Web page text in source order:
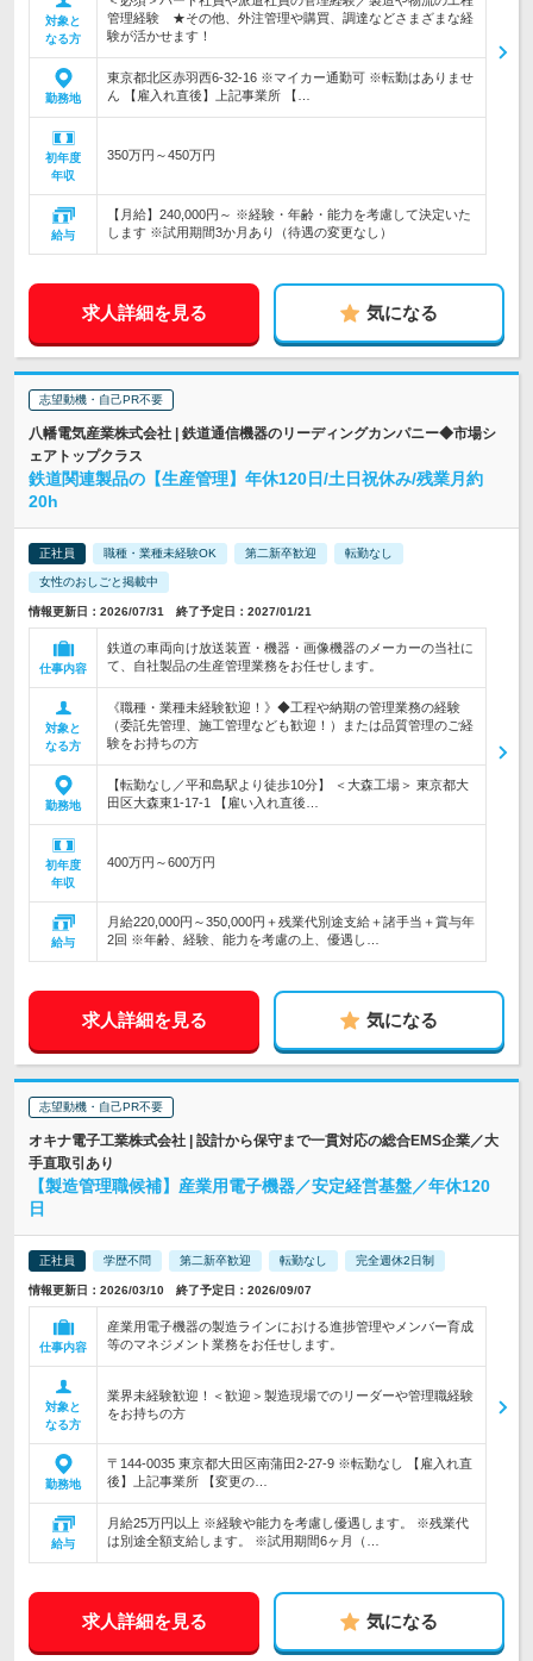
対象と
なる方
管理経験 ★その他、外注管理や購買、調達などさまざまな経
験が活かせます！
勤務地
東京都北区赤羽西6-32-16 ※マイカー通勤可 ※転勤はありませ
ん 【雇入れ直後】上記事業所 【…
初年度
年収
350万円～450万円
給与
【月給】240,000円～ ※経験・年齢・能力を考慮して決定いた
します ※試用期間3か月あり（待遇の変更なし）
求人詳細を見る 気になる
志望動機・自己PR不要
八幡電気産業株式会社 | 鉄道通信機器のリーディングカンパニー◆市場シ
ェアトップクラス
鉄道関連製品の【生産管理】年休120日/土日祝休み/残業月約
20h
正社員 職種・業種未経験OK 第二新卒歓迎 転勤なし
女性のおしごと掲載中
情報更新日：2026/07/31 終了予定日：2027/01/21
仕事内容
鉄道の車両向け放送装置・機器・画像機器のメーカーの当社に
て、自社製品の生産管理業務をお任せします。
対象と
なる方
《職種・業種未経験歓迎！》◆工程や納期の管理業務の経験
（委託先管理、施工管理なども歓迎！）または品質管理のご経
験をお持ちの方
勤務地
【転勤なし／平和島駅より徒歩10分】 ＜大森工場＞ 東京都大
田区大森東1-17-1 【雇い入れ直後…
初年度
年収
400万円～600万円
給与
月給220,000円～350,000円＋残業代別途支給＋諸手当＋賞与年
2回 ※年齢、経験、能力を考慮の上、優遇し…
求人詳細を見る 気になる
志望動機・自己PR不要
オキナ電子工業株式会社 | 設計から保守まで一貫対応の総合EMS企業／大
手直取引あり
【製造管理職候補】産業用電子機器／安定経営基盤／年休120
日
正社員 学歴不問 第二新卒歓迎 転勤なし 完全週休2日制
情報更新日：2026/03/10 終了予定日：2026/09/07
仕事内容
産業用電子機器の製造ラインにおける進捗管理やメンバー育成
等のマネジメント業務をお任せします。
対象と
なる方
業界未経験歓迎！＜歓迎＞製造現場でのリーダーや管理職経験
をお持ちの方
勤務地
〒144‐0035 東京都大田区南蒲田2-27-9 ※転勤なし 【雇入れ直
後】上記事業所 【変更の…
給与
月給25万円以上 ※経験や能力を考慮し優遇します。 ※残業代
は別途全額支給します。 ※試用期間6ヶ月（…
求人詳細を見る 気になる